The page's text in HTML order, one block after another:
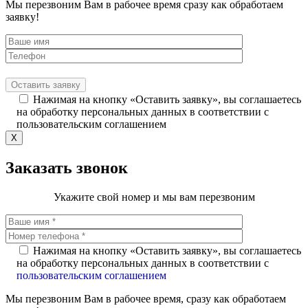
Мы перезвоним Вам в рабочее время сразу как обработаем
заявку!
Нажимая на кнопку «Оставить заявку», вы соглашаетесь
на обработку персональных данных в соответствии с
пользовательским соглашением
X
Заказать звонок
Укажите свой номер и мы вам перезвоним
Нажимая на кнопку «Оставить заявку», вы соглашаетесь
на обработку персональных данных в соответствии с
пользовательским соглашением
Мы перезвоним Вам в рабочее время, сразу как обработаем